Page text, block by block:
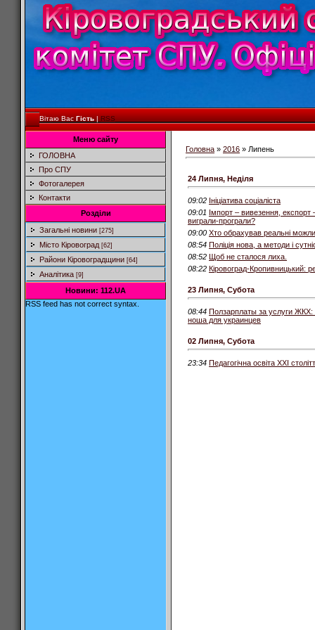
Вітаю Вас Гість|RSS
Меню сайту
ГОЛОВНА
Про СПУ
Фотогалерея
Контакти
Розділи
Загальні новини [275]
Місто Кіровоград [62]
Райони Кіровоградщини [64]
Аналітика [9]
Новини: 112.UA
RSS feed has not correct syntax.
Головна » 2016 » Липень
24 Липня, Неділя
09:02 Ініціатива соціаліста
09:01 Імпорт – вивезення, експорт
виграли-програли?
09:00 Хто обрахував реальні
08:54 Поліція нова, а методи і
08:52 Щоб не сталося лиха.
08:22 Кіровоград-Кропивницький:
23 Липня, Субота
08:44 Ползарплаты за услуги ЖКХ:
ноша для украинцев
02 Липня, Субота
23:34 Педагогічна освіта ХХІ